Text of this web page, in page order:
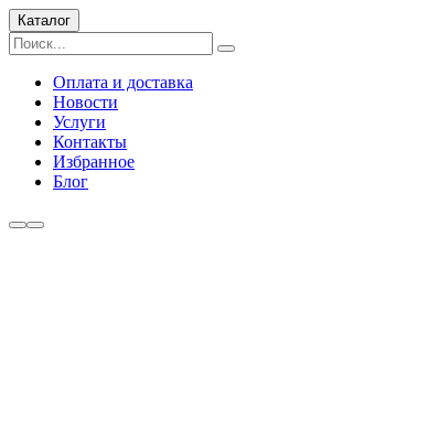
Каталог
Оплата и доставка
Новости
Услуги
Контакты
Избранное
Блог